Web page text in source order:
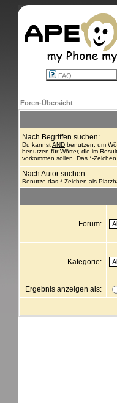
FAQ
Foren-Übersicht
Nach Begriffen suchen:
Du kannstAND benutzen, um
benutzen für Wörter, die im
vorkommen sollen. Das *-
Nach Autor suchen:
Benutze das *-Zeichen als
Forum:
Kategorie:
Ergebnis anzeigen als: